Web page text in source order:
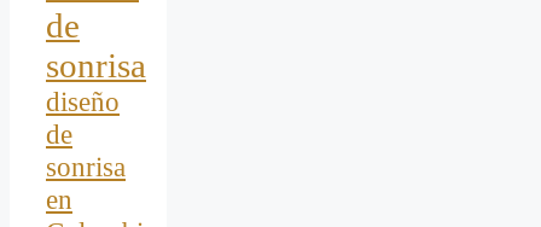
de
sonrisa
diseño
de
sonrisa
en